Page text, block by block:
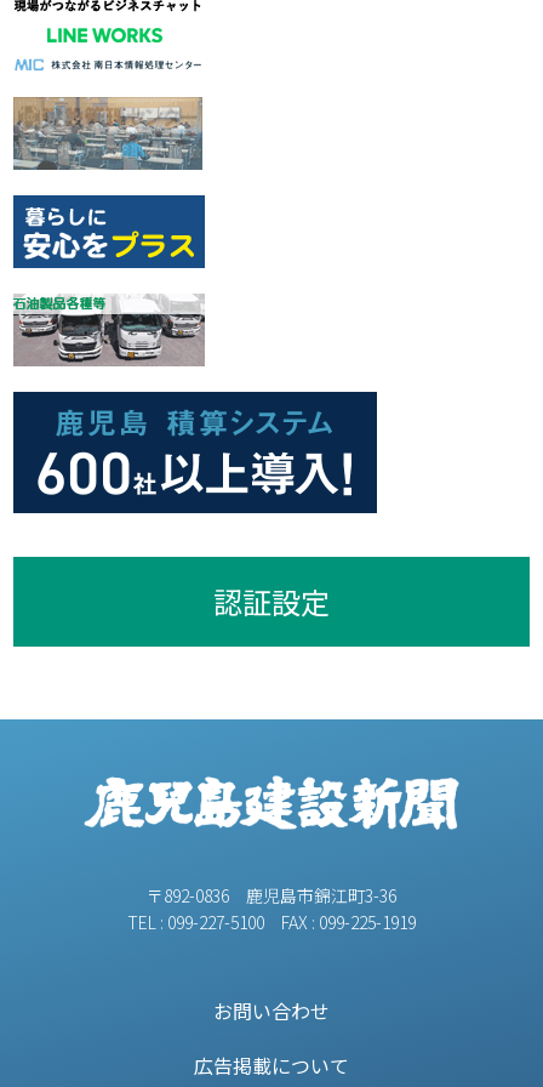
認証設定
〒892-0836 鹿児島市錦江町3-36
TEL : 099-227-5100 FAX : 099-225-1919
お問い合わせ
広告掲載について